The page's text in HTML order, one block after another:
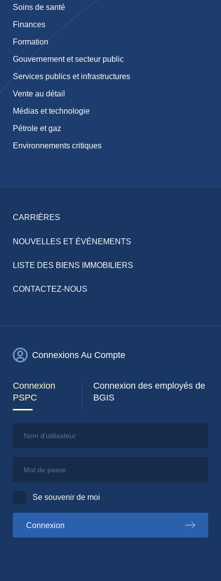
Soins de santé
Finances
Formation
Gouvernement et secteur public
Services publics et infrastructures
Vente au détail
Médias et technologie
Pétrole et gaz
Environnements critiques
CARRIÈRES
NOUVELLES ET ÉVÉNEMENTS
LISTE DES BIENS IMMOBILIERS
CONTACTEZ-NOUS
Connexions Au Compte
Connexion
PSPC
Connexion des employés de
BGIS
Se souvenir de moi
Connexionau portail PSPC